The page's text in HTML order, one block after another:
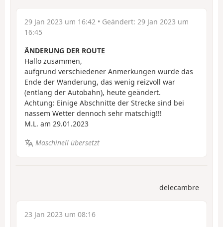
29 Jan 2023 um 16:42 • Geändert: 29 Jan 2023 um
16:45
ÄNDERUNG DER ROUTE
Hallo zusammen,
aufgrund verschiedener Anmerkungen wurde das
Ende der Wanderung, das wenig reizvoll war
(entlang der Autobahn), heute geändert.
Achtung: Einige Abschnitte der Strecke sind bei
nassem Wetter dennoch sehr matschig!!!
M.L. am 29.01.2023
Maschinell übersetzt
delecambre
23 Jan 2023 um 08:16